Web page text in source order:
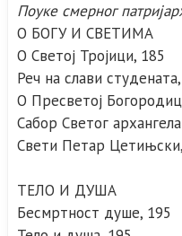
Поуке смерног
О БОГУ И СВЕТИМА
О Светој Тројици, 185
Реч на слави
О Пресветој
Сабор Светог
Свети Петар
ТЕЛО И ДУША
Бесмртност душе, 195